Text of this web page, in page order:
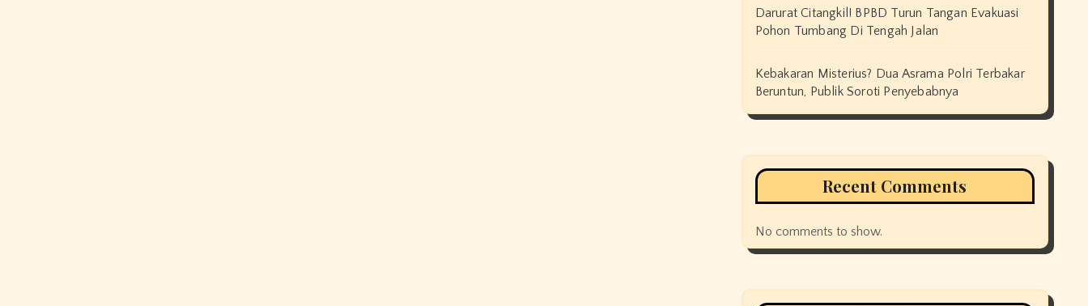
Darurat Citangkil! BPBD Turun Tangan Evakuasi
Pohon Tumbang Di Tengah Jalan
Kebakaran Misterius? Dua Asrama Polri Terbakar
Beruntun, Publik Soroti Penyebabnya
Recent Comments
No comments to show.